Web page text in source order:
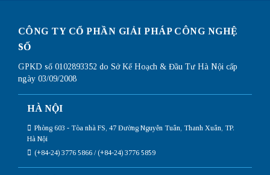
CÔNG TY CỔ PHẦN GIẢI PHÁP CÔNG NGHỆ
SỐ
GPKD số 0102893352 do Sở Kế Hoạch & Đầu Tư Hà Nội cấp
ngày 03/09/2008
HÀ NỘI
Phòng 603 - Tòa nhà FS, 47 Đường Nguyễn Tuân, Thanh Xuân, TP.
Hà Nội
(+84-24) 3776 5866 / (+84-24) 3776 5859